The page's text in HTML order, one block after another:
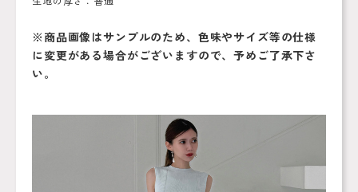
※商品画像はサンプルのため、色味やサイズ等の仕様
に変更がある場合がございますので、予めご了承下さ
い。